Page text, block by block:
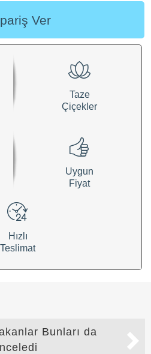
Ver
Taze
Çiçekler
Uygun
Fiyat
Hızlı
Teslimat
Bunları da